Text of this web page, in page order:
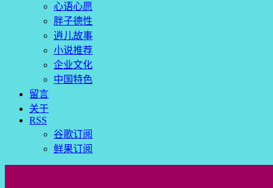
心语心愿
胖子德性
逍儿故事
小说推荐
企业文化
中国特色
留言
关于
RSS
谷歌订阅
鲜果订阅